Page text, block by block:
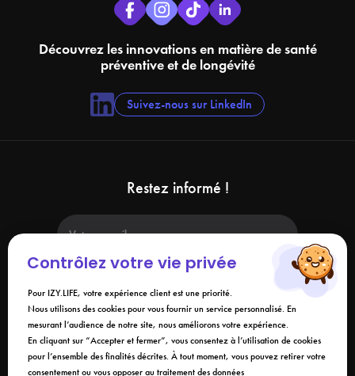
Découvrez les innovations en matière de santé
préventive et de longévité
Suivez-nous sur LinkedIn
Restez informé !
En soumettant ce formulaire, j'accepte que les informations saisies soient
utilisées dans le cadre de ma demande et de la relation commerciale qui
peut en découler. Vous référer à la politique de confidentialité
Contrôlez votre vie privée
Pour IZY.LIFE, votre expérience client est une priorité.
Nous utilisons des cookies pour vous fournir un service personnalisé. En
mesurant l’audience de notre site, nous améliorons votre expérience.
En cliquant sur “Accepter et fermer”, vous consentez à l’utilisation de cookies
pour l’ensemble des finalités décrites. À tout moment, vous pouvez retirer votre
consentement ou vous opposer au traitement des données